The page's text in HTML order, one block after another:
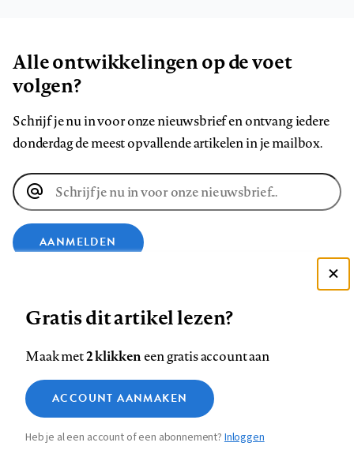
Alle ontwikkelingen op de voet
volgen?
Schrijf je nu in voor onze nieuwsbrief en ontvang iedere
donderdag de meest opvallende artikelen in je mailbox.
E-
mailadres
AANMELDEN
op
Facebook
op
LinkedIn
op
Bluesky
ons
op
InstagramYouTube
Footer
Contact Colofon Disclaimer Privacy
Medische vragen verdienen
betrouwbare antwoorden
Zie onze cookie policy
Analytische cookies
Marketing cookies
Gratis dit artikel lezen?
Maak met2 klikkeneen gratis account aan
ACCOUNT AANMAKEN
Heb je al een account of een abonnement?Inloggen